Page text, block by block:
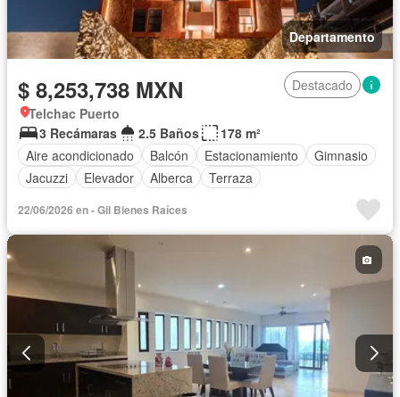
Departamento
$ 8,253,738 MXN
Destacado
Telchac Puerto
3 Recámaras
2.5 Baños
178 m²
Aire acondicionado
Balcón Estacionamiento
Gimnasio
Jacuzzi
Elevador Alberca Terraza
22/06/2026 en - Gil Bienes Raíces